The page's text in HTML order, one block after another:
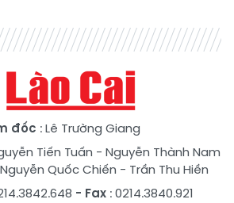
đốc : Lê Trường Giang
Tiến Tuấn - Nguyễn Thành Nam
Nguyễn Quốc Chiến - Trần Thu Hiền
- Fax : 0214.3840.921